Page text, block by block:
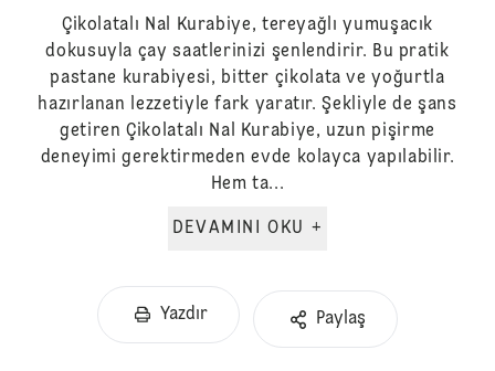
Çikolatalı Nal Kurabiye, tereyağlı yumuşacık
dokusuyla çay saatlerinizi şenlendirir. Bu pratik
pastane kurabiyesi, bitter çikolata ve yoğurtla
hazırlanan lezzetiyle fark yaratır. Şekliyle de şans
getiren Çikolatalı Nal Kurabiye, uzun pişirme
deneyimi gerektirmeden evde kolayca yapılabilir.
Hem ta...
DEVAMINI OKU +
Yazdır Paylaş